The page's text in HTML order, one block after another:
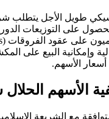
طويل الأجل يتطلب
على التوزيعات
الأسهم.
الأسهم
مع الشريعة